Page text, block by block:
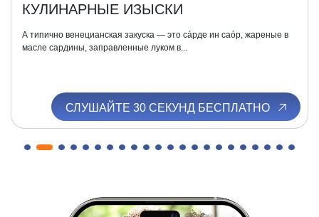
КУЛИНАРНЫЕ ИЗЫСКИ
А типично венецианская закуска — это сáрде ин саóр, жареные в
масле сардины, заправленные луком в...
СЛУШАЙТЕ 30 СЕКУНД БЕСПЛАТНО